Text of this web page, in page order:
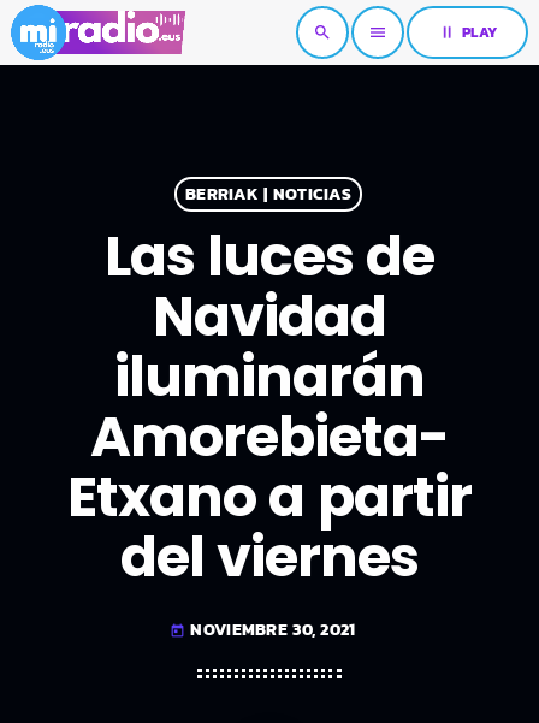
search menu pause PLAY
BERRIAK | NOTICIAS
Las luces de
Navidad
iluminarán
Amorebieta-
Etxano a partir
del viernes
today NOVIEMBRE 30, 2021